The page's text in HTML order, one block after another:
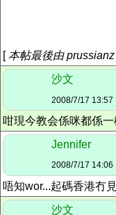
[本帖最後由
沙文
2008/7/17 13:57
咁現今教会係咪都係
Jennifer
2008/7/17 14:06
唔知wor...起碼香港冇
沙文